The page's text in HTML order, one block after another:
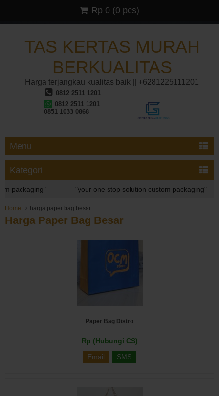
TAS KERTAS MURAH
BERKUALITAS
Harga terjangkau kualitas baik || +6281225111201
0812 2511 1201
0812 2511 1201
0851 1033 0868
Menu
Kategori
Rp 0 (0 pcs)
"your one stop solution custom packaging"
Home harga paper bag besar
Harga Paper Bag Besar
Paper Bag Distro
Rp (Hubungi CS)
Email SMS